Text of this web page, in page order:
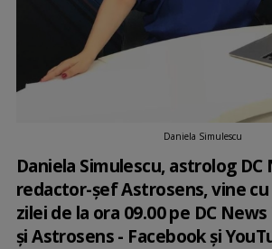
Daniela Simulescu
Daniela Simulescu, astrolog DC
redactor-șef Astrosens, vine
zilei de la ora 09.00 pe DC News
și Astrosens - Facebook și